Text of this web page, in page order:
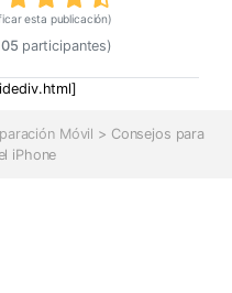
esta publicación)
participantes)
Móvil > Consejos para
iPhone